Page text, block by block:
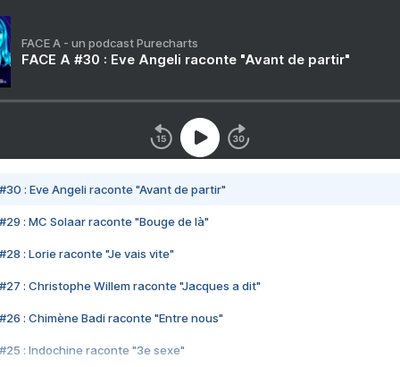
FACE A - un podcast Purecharts
FACE A #30 : Eve Angeli raconte "Avant de partir"
#30 : Eve Angeli raconte "Avant de partir"
#29 : MC Solaar raconte "Bouge de là"
#28 : Lorie raconte "Je vais vite"
#27 : Christophe Willem raconte "Jacques a dit"
#26 : Chimène Badi raconte "Entre nous"
#25 : Indochine raconte "3e sexe"